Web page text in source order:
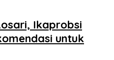
Ikaprobsi
untuk